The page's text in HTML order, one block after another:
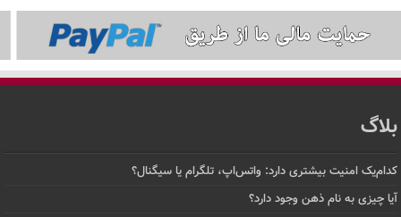
بلاگ
کدام‌یک امنیت بیشتری دارد: واتس‌اپ، تلگرام یا سیگنال؟
آیا چیزی به نام ذهن وجود دارد؟